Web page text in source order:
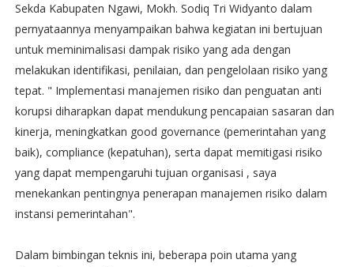
Sekda Kabupaten Ngawi, Mokh. Sodiq Tri Widyanto dalam
pernyataannya menyampaikan bahwa kegiatan ini bertujuan
untuk meminimalisasi dampak risiko yang ada dengan
melakukan identifikasi, penilaian, dan pengelolaan risiko yang
tepat. " Implementasi manajemen risiko dan penguatan anti
korupsi diharapkan dapat mendukung pencapaian sasaran dan
kinerja, meningkatkan good governance (pemerintahan yang
baik), compliance (kepatuhan), serta dapat memitigasi risiko
yang dapat mempengaruhi tujuan organisasi , saya
menekankan pentingnya penerapan manajemen risiko dalam
instansi pemerintahan".
Dalam bimbingan teknis ini, beberapa poin utama yang